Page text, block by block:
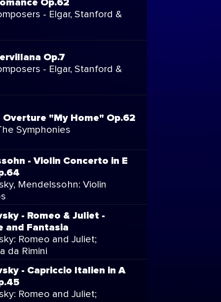
Op.62
- Elgar, Stanford &
Op.7
- Elgar, Stanford &
Overture "My Home" Op.62
Symphonies
- Violin Concerto in E
Mendelssohn: Violin
- Romeo & Juliet -
and Fantasia
Romeo and Juliet;
da Rimini
- Capriccio Italien in A
Romeo and Juliet;